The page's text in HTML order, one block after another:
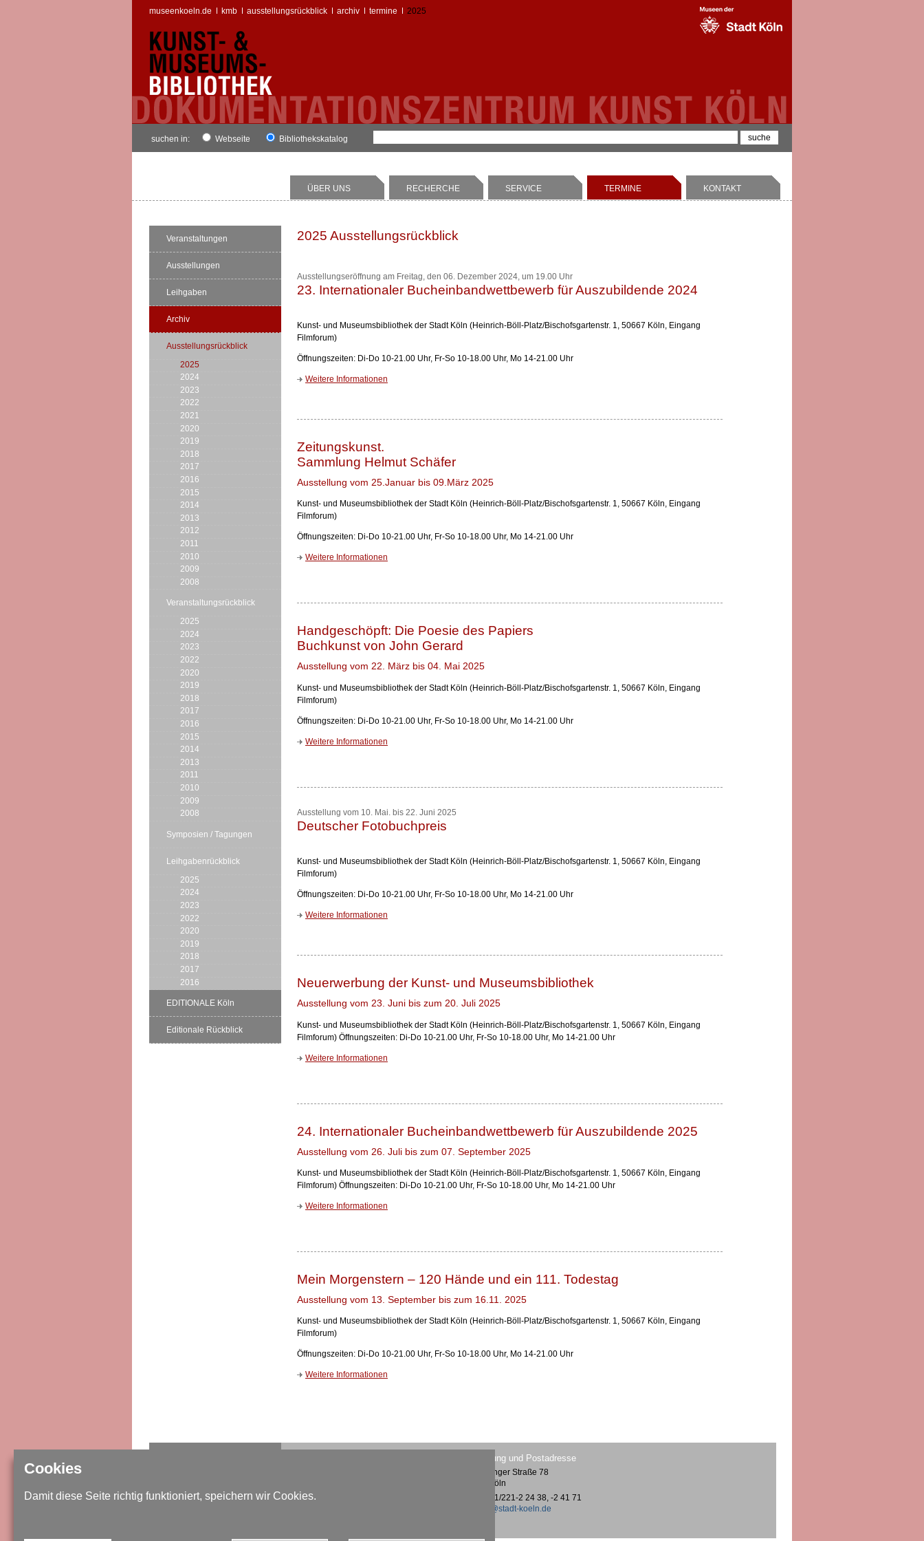
Cookies
Damit diese Seite richtig funktioniert, speichern wir Cookies.
museenkoeln.de kmb ausstellungsrückblick archiv termine 2025
suchen in: Webseite Bibliothekskatalog
ÜBER UNS RECHERCHE SERVICE TERMINE KONTAKT
Veranstaltungen
Ausstellungen
Leihgaben
Archiv
Ausstellungsrückblick
2025
2024
2023
2022
2021
2020
2019
2018
2017
2016
2015
2014
2013
2012
2011
2010
2009
2008
Veranstaltungsrückblick
2025
2024
2023
2022
2020
2019
2018
2017
2016
2015
2014
2013
2011
2010
2009
2008
Symposien / Tagungen
Leihgabenrückblick
2025
2024
2023
2022
2020
2019
2018
2017
2016
EDITIONALE Köln
Editionale Rückblick
2025 Ausstellungsrückblick
Ausstellungseröffnung am Freitag, den 06. Dezember 2024, um 19.00 Uhr
23. Internationaler Bucheinbandwettbewerb für Auszubildende 2024
Kunst- und Museumsbibliothek der Stadt Köln (Heinrich-Böll-Platz/Bischofsgartenstr. 1, 50667 Köln, Eingang
Filmforum)
Öffnungszeiten: Di-Do 10-21.00 Uhr, Fr-So 10-18.00 Uhr, Mo 14-21.00 Uhr
Weitere Informationen
Zeitungskunst.
Sammlung Helmut Schäfer
Ausstellung vom 25.Januar bis 09.März 2025
Kunst- und Museumsbibliothek der Stadt Köln (Heinrich-Böll-Platz/Bischofsgartenstr. 1, 50667 Köln, Eingang
Filmforum)
Öffnungszeiten: Di-Do 10-21.00 Uhr, Fr-So 10-18.00 Uhr, Mo 14-21.00 Uhr
Weitere Informationen
Handgeschöpft: Die Poesie des Papiers
Buchkunst von John Gerard
Ausstellung vom 22. März bis 04. Mai 2025
Kunst- und Museumsbibliothek der Stadt Köln (Heinrich-Böll-Platz/Bischofsgartenstr. 1, 50667 Köln, Eingang
Filmforum)
Öffnungszeiten: Di-Do 10-21.00 Uhr, Fr-So 10-18.00 Uhr, Mo 14-21.00 Uhr
Weitere Informationen
Ausstellung vom 10. Mai. bis 22. Juni 2025
Deutscher Fotobuchpreis
Kunst- und Museumsbibliothek der Stadt Köln (Heinrich-Böll-Platz/Bischofsgartenstr. 1, 50667 Köln, Eingang
Filmforum)
Öffnungszeiten: Di-Do 10-21.00 Uhr, Fr-So 10-18.00 Uhr, Mo 14-21.00 Uhr
Weitere Informationen
Neuerwerbung der Kunst- und Museumsbibliothek
Ausstellung vom 23. Juni bis zum 20. Juli 2025
Kunst- und Museumsbibliothek der Stadt Köln (Heinrich-Böll-Platz/Bischofsgartenstr. 1, 50667 Köln, Eingang
Filmforum) Öffnungszeiten: Di-Do 10-21.00 Uhr, Fr-So 10-18.00 Uhr, Mo 14-21.00 Uhr
Weitere Informationen
24. Internationaler Bucheinbandwettbewerb für Auszubildende 2025
Ausstellung vom 26. Juli bis zum 07. September 2025
Kunst- und Museumsbibliothek der Stadt Köln (Heinrich-Böll-Platz/Bischofsgartenstr. 1, 50667 Köln, Eingang
Filmforum) Öffnungszeiten: Di-Do 10-21.00 Uhr, Fr-So 10-18.00 Uhr, Mo 14-21.00 Uhr
Weitere Informationen
Mein Morgenstern – 120 Hände und ein 111. Todestag
Ausstellung vom 13. September bis zum 16.11. 2025
Kunst- und Museumsbibliothek der Stadt Köln (Heinrich-Böll-Platz/Bischofsgartenstr. 1, 50667 Köln, Eingang
Filmforum)
Öffnungszeiten: Di-Do 10-21.00 Uhr, Fr-So 10-18.00 Uhr, Mo 14-21.00 Uhr
Weitere Informationen
KONTAKT
50667 Köln
Verwaltung und Postadresse
Vogelsanger Straße 78
50823 Köln
Tel.: 0221/221-2 24 38, -2 41 71
kmb@stadt-koeln.de